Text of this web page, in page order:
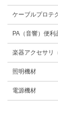
ケーブルプロテ
PA（音響）便利
楽器アクセサリ
照明機材
電源機材